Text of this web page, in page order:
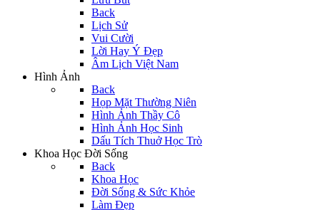
Back
Lịch Sử
Vui Cười
Lời Hay Ý Đẹp
Âm Lịch Việt Nam
Hình Ảnh
Back
Họp Mặt Thường Niên
Hình Ảnh Thầy Cô
Hình Ảnh Học Sinh
Dấu Tích Thuở Học Trò
Khoa Học Đời Sống
Back
Khoa Học
Đời Sống & Sức Khỏe
Làm Đẹp